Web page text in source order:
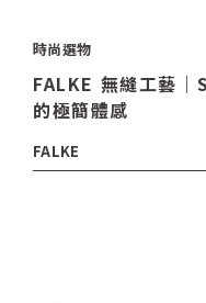
時尚選物
FALKE 無縫工藝
的極簡體感
FALKE